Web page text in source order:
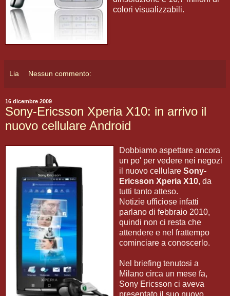
colori visualizzabili.
Lia Nessun commento:
16 dicembre 2009
Sony-Ericsson Xperia X10: in arrivo il
nuovo cellulare Android
Dobbiamo aspettare ancora
un po' per vedere nei negozi
il nuovo cellulare Sony-
Ericsson Xperia X10, da
tutti tanto atteso.
Notizie ufficiose infatti
parlano di febbraio 2010,
quindi non ci resta che
attendere e nel frattempo
cominciare a conoscerlo.
Nel briefing tenutosi a
Milano circa un mese fa,
Sony Ericsson ci aveva
presentato il suo nuovo